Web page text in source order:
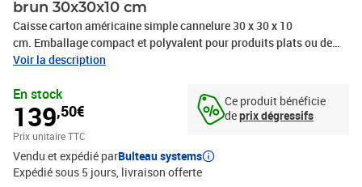
brun 30x30x10 cm
Caisse carton américaine simple cannelure 30 x 30 x 10
cm. Emballage compact et polyvalent pour produits plats ou de
faible hauteur. Montage rapide, livrée à plat. Recyclable et
notre caisse carton américaine simple cannelure aux dimensions
précises de 30 x 30 x 10 cm. Ce modèle standard offre une solution
économique et efficace, idéale pour vos produits plats ou de faible
hauteur.Fabriquée en carton ondulé simple cannelure, cette caisse
allie légèreté et résistance, assurant une protection adéquate
durant le transport et le stockage. Sa conception américaine
Voir la description
En stock
139,50€
Prix unitaire TTC
Vendu et expédié parBulteau systems
Expédié sous 5 jours livraison offerte
Ce produit bénéficie
deprix dégressifs